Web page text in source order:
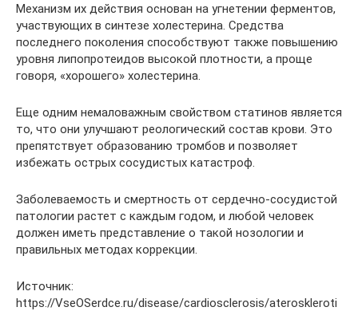
Механизм их действия основан на угнетении ферментов,
участвующих в синтезе холестерина. Средства
последнего поколения способствуют также повышению
уровня липопротеидов высокой плотности, а проще
говоря, «хорошего» холестерина.
Еще одним немаловажным свойством статинов является
то, что они улучшают реологический состав крови. Это
препятствует образованию тромбов и позволяет
избежать острых сосудистых катастроф.
Заболеваемость и смертность от сердечно-сосудистой
патологии растет с каждым годом, и любой человек
должен иметь представление о такой нозологии и
правильных методах коррекции.
Источник:
https://VseOSerdce.ru/disease/cardiosclerosis/ateroskleroti